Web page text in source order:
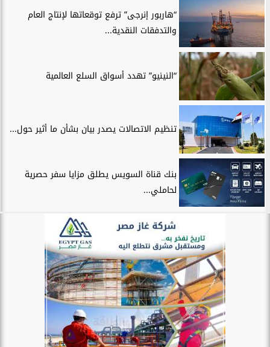
“هاربور إنرجى” ترفع توقعاتها لإنتاج العام
والتدفقات النقدية...
“النينيو” تهدد أسواق السلع العالمية
تنظيم الاتصالات يصدر بيان بشأن ما أثير حول...
بنك قناة السويس يطلق مزايا سفر حصرية
لحاملي...